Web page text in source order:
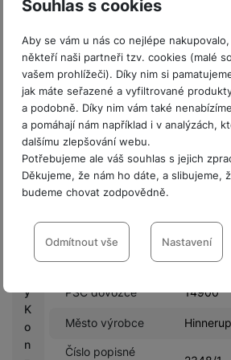
Souhlas s cookies
Aby se vám u nás co nejlépe
někteří naši partneři tzv. cookies (malé
vašem prohlížeči). Díky nim si
jak máte seřazené a vyfiltrované
a podobně. Díky nim vám také
a pomáhají nám například i v analýzách,
dalšímu zlepšování webu.
Potřebujeme ale váš souhlas s jejich
Děkujeme, že nám ho dáte, a slibujeme,
budeme chovat zodpovědně.
Nastavení souhlasů s
cookies
VŽDY AKTIVNÍ
Technické cookies umožňují váš průchod
porovnávání produktů a další nezbytné
Preferenční a rozšířené
Preferenční a rozšířené funkce
Odmítnout vše Nastavení
s
C
a
s
h
b
a
c
k
y
K
o
n
Název výrobce
Městská oblast
výrobce
Delta
Země výrobce DK
PSČ výrobce 8382
Název dovozce
s.r.o.
Ulice dovozce
Praha 11
Město dovozce Praha
PSČ dovozce 14900
Město výrobce Hinnerup
Číslo popisné